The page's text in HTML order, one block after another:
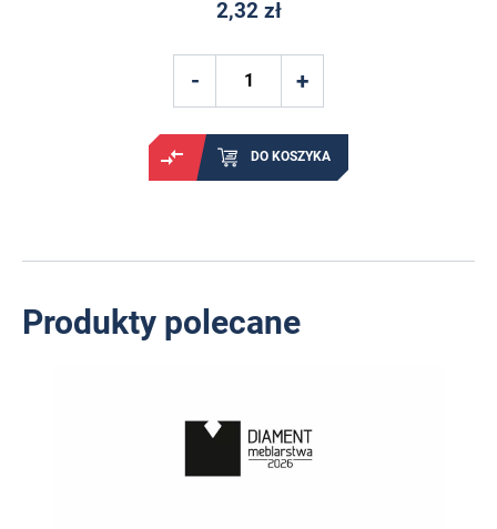
2,32 zł
DO KOSZYKA
Produkty polecane